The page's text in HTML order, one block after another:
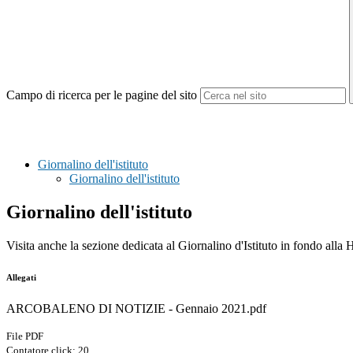
Campo di ricerca per le pagine del sito
Giornalino dell'istituto
Giornalino dell'istituto
Giornalino dell'istituto
Visita anche la sezione dedicata al Giornalino d'Istituto in fondo alla
Allegati
ARCOBALENO DI NOTIZIE - Gennaio 2021.pdf
File PDF
Contatore click: 20